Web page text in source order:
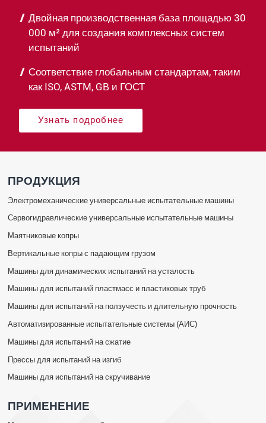
Двойная производственная база площадью 30
000 м² для создания комплексных систем
испытаний
Соответствие глобальным стандартам, таким
как ISO, ASTM, GB и ГОСТ
Узнать подробнее
ПРОДУКЦИЯ
Электромеханические универсальные испытательные машины
Сервогидравлические универсальные испытательные машины
Маятниковые копры
Вертикальные копры с падающим грузом
Машины для динамических испытаний на усталость
Машины для испытаний пластмасс и пластиковых труб
Машины для испытаний на ползучесть и длительную прочность
Автоматизированные испытательные системы (АИС)
Машины для испытаний на сжатие
Прессы для испытаний на изгиб
Машины для испытаний на скручивание
ПРИМЕНЕНИЕ